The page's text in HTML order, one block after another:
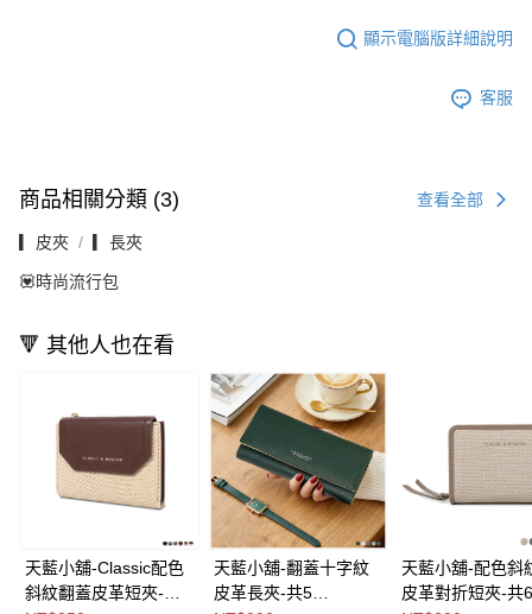
顯示電腦版詳細說明
客服
商品相關分類 (3) 查看全部
▎皮夾 ▎長夾
💟時尚流行包
🔻 其他人也在看
天藍小舖-Classic配色
斜紋翻蓋皮革短夾-共6
天藍小舖-翻蓋十字紋
皮革長夾-共5
天藍小舖-配色斜
皮革對折短夾-共6